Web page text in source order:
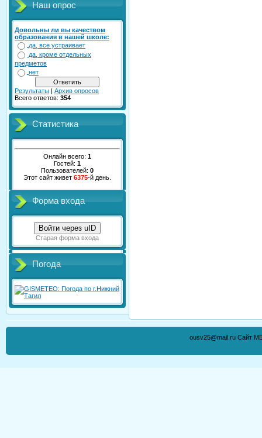
Наш опрос
Довольны ли вы качеством
образования в нашей школе:
да, все устраивает
да, кроме отдельных
предметов
нет
Результаты | Архив опросов
Всего ответов: 354
Статистика
Онлайн всего: 1
Гостей: 1
Пользователей: 0
Этот сайт живет 6375-й день.
Форма входа
Войти через uID
Старая форма входа
Погода
ousv25@mail.ru Сайт